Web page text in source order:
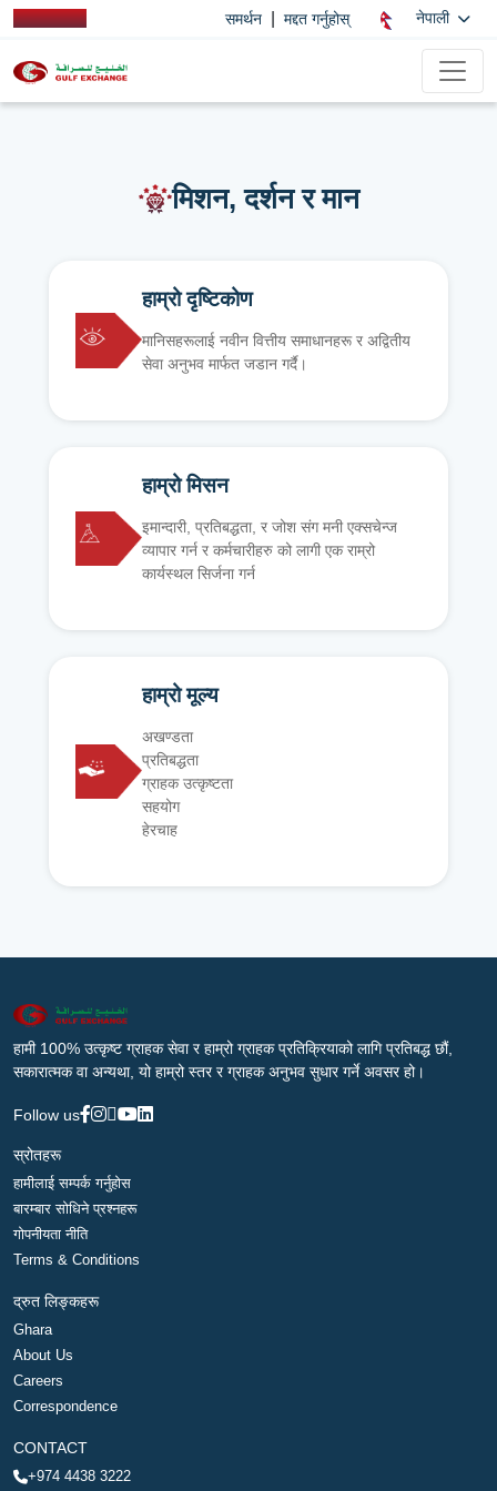
समर्थन मद्दत गर्नुहोस् नेपाली
मिशन, दर्शन र मान
हाम्रो दृष्टिकोण
मानिसहरूलाई नवीन वित्तीय समाधानहरू र अद्वितीय
सेवा अनुभव मार्फत जडान गर्दै।
हाम्रो मिसन
इमान्दारी, प्रतिबद्धता, र जोश संग मनी एक्सचेन्ज
व्यापार गर्न र कर्मचारीहरु को लागी एक राम्रो
कार्यस्थल सिर्जना गर्न
हाम्रो मूल्य
अखण्डता
प्रतिबद्धता
ग्राहक उत्कृष्टता
सहयोग
हेरचाह
हामी 100% उत्कृष्ट ग्राहक सेवा र हाम्रो ग्राहक प्रतिक्रियाको लागि प्रतिबद्ध छौं,
सकारात्मक वा अन्यथा, यो हाम्रो स्तर र ग्राहक अनुभव सुधार गर्ने अवसर हो।
Follow us
स्रोतहरू
हामीलाई सम्पर्क गर्नुहोस
बारम्बार सोधिने प्रश्नहरू
गोपनीयता नीति
Terms & Conditions
द्रुत लिङ्कहरू
Ghara
About Us
Careers
Correspondence
CONTACT
+974 4438 3222